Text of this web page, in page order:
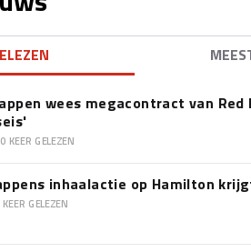
wees megacontract van
KEER GELEZEN
inhaalactie op Hamilton
KEER GELEZEN